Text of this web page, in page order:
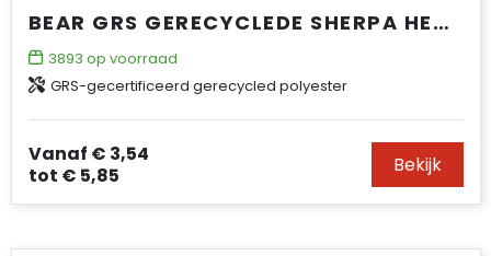
BEAR GRS GERECYCLEDE SHERPA HEUPTAS 3 L
3893 op voorraad
GRS-gecertificeerd gerecycled polyester
Vanaf € 3,54
tot € 5,85 Bekijk